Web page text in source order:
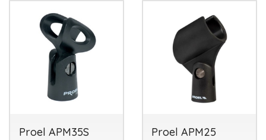
Proel APM35S
Proel APM25